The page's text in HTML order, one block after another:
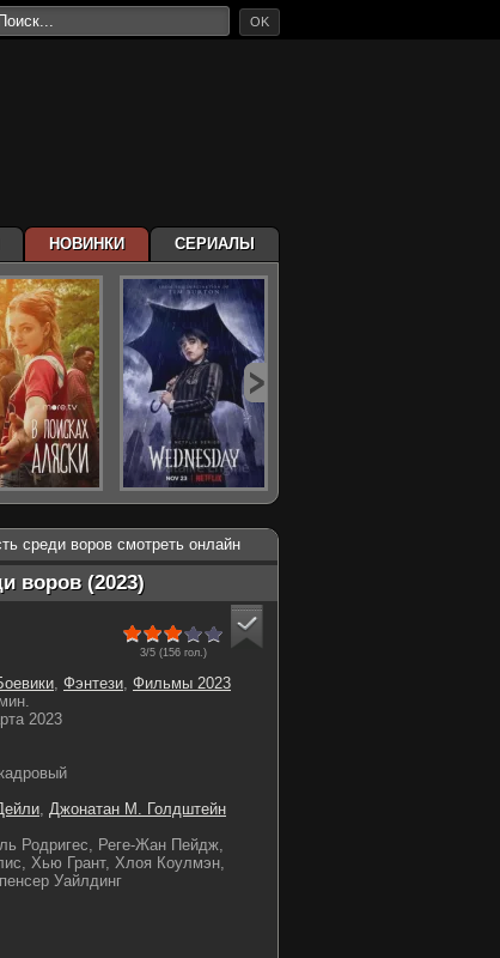
среди воров смотреть онлайн
воров (2023)
3/5 (156гол.)
, Фэнтези, Фильмы 2023
2023
, Джонатан М. Голдштейн
Родригес, Реге-Жан Пейдж,
Хью Грант, Хлоя Коулмэн,
Уайлдинг
НОВИНКИ СЕРИАЛЫ
OK